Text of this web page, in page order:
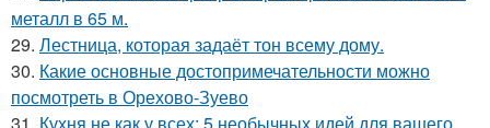
металл в 65 м.
29. Лестница, которая задаёт тон всему дому.
30. Какие основные достопримечательности можно
посмотреть в Орехово-Зуево